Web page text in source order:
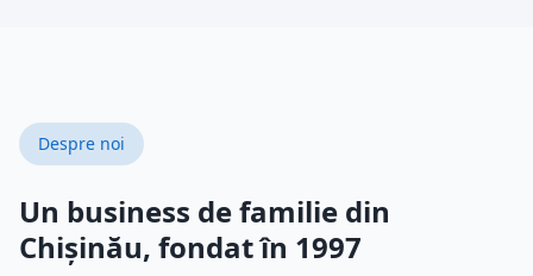
Despre noi
Un business de familie din
Chișinău, fondat în 1997